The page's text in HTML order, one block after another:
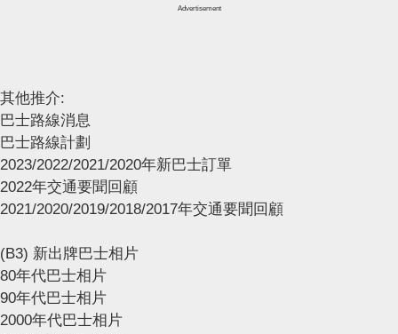
Advertisement
其他推介:
巴士路線消息
巴士路線計劃
2023/2022/2021/2020年新巴士訂單
2022年交通要聞回顧
2021/2020/2019/2018/2017年交通要聞回顧
(B3) 新出牌巴士相片
80年代巴士相片
90年代巴士相片
2000年代巴士相片